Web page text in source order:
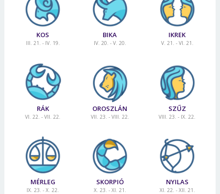
KOS
III. 21. - IV. 19.
BIKA
IV. 20. - V. 20.
IKREK
V. 21. - VI. 21.
RÁK
VI. 22. - VII. 22.
OROSZLÁN
VII. 23. - VIII. 22.
SZŰZ
VIII. 23. - IX. 22.
MÉRLEG
IX. 23. - X. 22.
SKORPIÓ
X. 23. - XI. 21.
NYILAS
XI. 22. - XII. 21.